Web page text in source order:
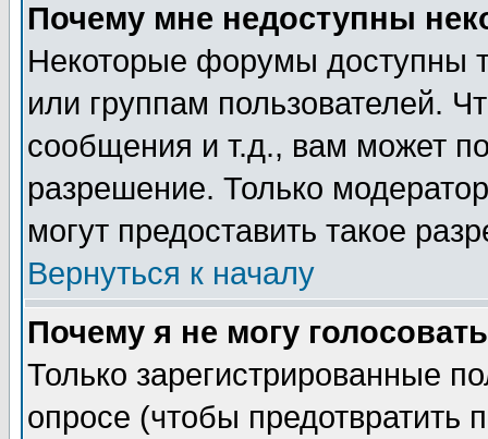
Почему мне недоступны
Некоторые форумы доступны
или группам пользователей.
сообщения и т.д., вам может
разрешение. Только
могут предоставить такое
Вернуться к началу
Почему я не могу
Только зарегистрированные
опросе (чтобы предотвратить